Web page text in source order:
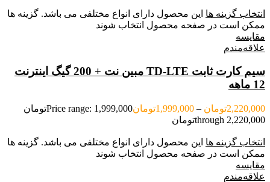
انتخاب گزینه ها این محصول دارای انواع مختلفی می باشد. گزینه ها
ممکن است در صفحه محصول انتخاب شوند
مقایسه
علاقه‌مندم
سیم کارت ثابت TD-LTE مبین نت + 200 گیگ اینترنت
12 ماهه
2,220,000تومان –
1,999,000تومان
Price range: 1,999,000تومان
through 2,220,000تومان
انتخاب گزینه ها این محصول دارای انواع مختلفی می باشد. گزینه ها
ممکن است در صفحه محصول انتخاب شوند
مقایسه
علاقه‌مندم